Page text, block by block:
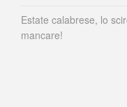
Estate calabrese, lo
mancare!